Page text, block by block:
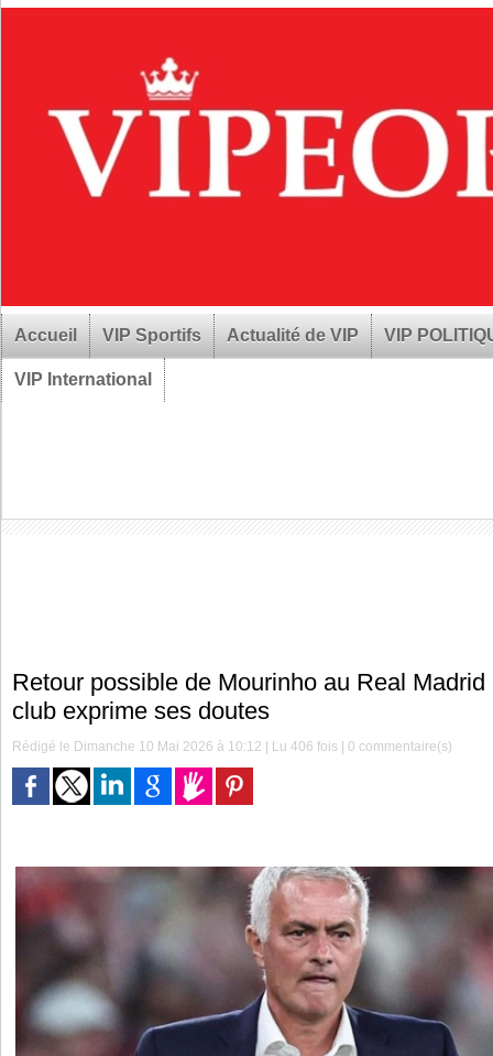
Accueil VIP Sportifs Actualité de VIP VIP
VIP International
Retour possible de Mourinho au Real
club exprime ses doutes
Rédigé le Dimanche 10 Mai 2026 à 10:12 | Lu 406 fois |0 commentaire(s)